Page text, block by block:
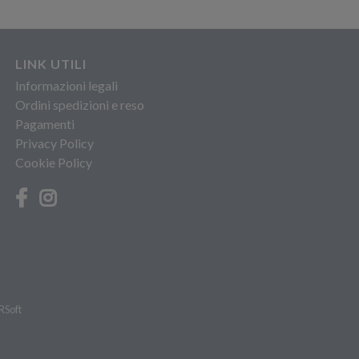
LINK UTILI
Informazioni legali
Ordini spedizioni e reso
Pagamenti
Privacy Policy
Cookie Policy